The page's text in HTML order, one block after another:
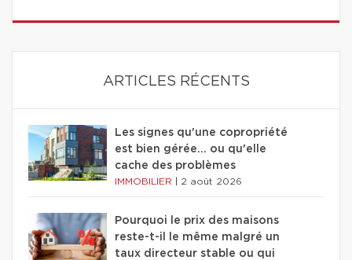
ARTICLES RÉCENTS
Les signes qu'une copropriété
est bien gérée… ou qu'elle
cache des problèmes
IMMOBILIER 2 août 2026
Pourquoi le prix des maisons
reste-t-il le même malgré un
taux directeur stable ou qui